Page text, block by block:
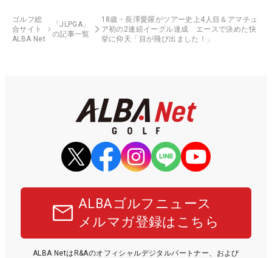
ゴルフ総
合サイト
ALBA Net
「JLPGA」
の記事一覧
18歳・長澤愛羅がツアー史上4人目＆アマチュ
ア初の2連続イーグル達成 エースで決めた快
挙に仰天「目が飛び出ました！」
ALBAゴルフニュース
メルマガ登録はこちら
ALBA NetはR&Aのオフィシャルデジタルパートナー、および